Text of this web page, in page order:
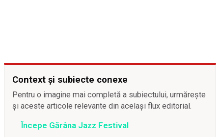
Context și subiecte conexe
Pentru o imagine mai completă a subiectului, urmărește
și aceste articole relevante din același flux editorial.
Începe Gărâna Jazz Festival